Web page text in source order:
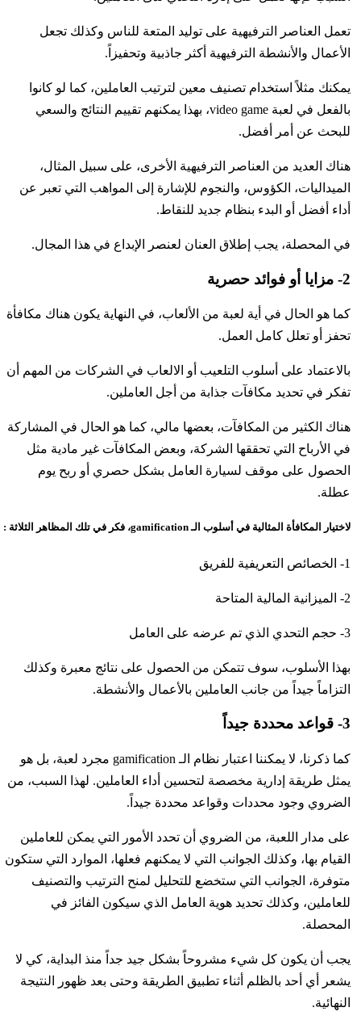
تعمل العناصر الترفيهية على توليد المتعة للناس وكذلك تجعل
الأعمال والأنشطة الترفيهية أكثر جاذبية وتحفيزاً.
يمكنك مثلاً استخدام تصنيف معين لترتيب العاملين، كما لو كانوا
بالفعل في لعبة video game، بهذا يمكنهم تقييم النتائج والسعي
للبحث عن أمر أفضل.
هناك العديد من العناصر الترفيهية الأخرى، على سبيل المثال،
الميداليات، الكؤوس، والنجوم للإشارة إلى المواهب التي تعبر عن
أداء أفضل أو البدء بنظام جديد للنقاط.
في المحصلة، يجب إطلاق العنان لعنصر الإبداع في هذا المجال.
2- مزايا أو فوائد حصرية
كما هو الحال في أية لعبة من الألعاب، في النهاية يكون هناك مكافأة
تحفز أو تعلل كامل العمل.
بالاعتماد على أسلوب التلعيب أو الالعاب في الشركات من المهم أن
تفكر في تحديد مكافآت جذابة من أجل العاملين.
هناك الكثير من المكافآت، بعضها مالي، كما هو الحال في المشاركة
في الأرباح التي تحققها الشركة، وبعض المكافآت غير مادية مثل
الحصول على موقف لسيارة العامل بشكل حصري أو ربح يوم
عطلة.
لاختيار المكافأة المثالية في أسلوب الـ gamification، فكر في تلك المظاهر الثلاثة :
1- الخصائص التعريفية للفريق
2- الميزانية المالية المتاحة
3- حجم التحدي الذي تم عرضه على العامل
بهذا الأسلوب، سوف تتمكن من الحصول على نتائج معبرة وكذلك
التزاماً جيداً من جانب العاملين بالأعمال والأنشطة.
3- قواعد محددة جيداً
كما ذكرنا، لا يمكننا اعتبار نظام الـ gamification مجرد لعبة، بل هو
يمثل طريقة إدارية مخصصة لتحسين أداء العاملين. لهذا السبب، من
الضروي وجود محددات وقواعد محددة جيداً.
على مدار اللعبة، من الضروي أن تحدد الأمور التي يمكن للعاملين
القيام بها، وكذلك الجوانب التي لا يمكنهم فعلها، الموارد التي ستكون
متوفرة، الجوانب التي ستخضع للتحليل لمنح الترتيب والتصنيف
للعاملين، وكذلك تحديد هوية العامل الذي سيكون الفائز في
المحصلة.
يجب أن يكون كل شيء مشروحاً بشكل جيد جداً منذ البداية، كي لا
يشعر أي أحد بالظلم أثناء تطبيق الطريقة وحتى بعد ظهور النتيجة
النهائية.